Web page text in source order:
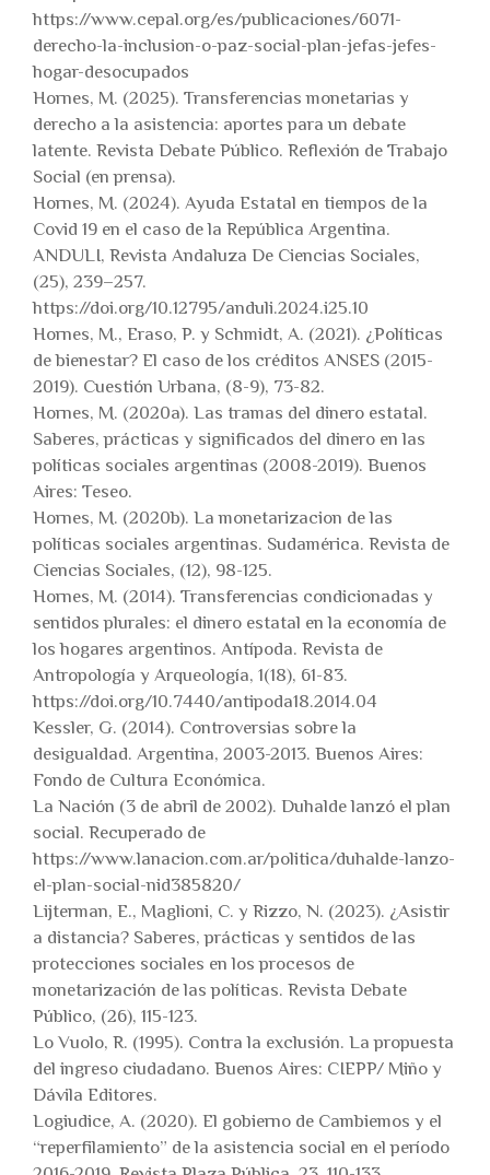
https://www.cepal.org/es/publicaciones/6071-
derecho-la-inclusion-o-paz-social-plan-jefas-jefes-
hogar-desocupados
Hornes, M. (2025). Transferencias monetarias y
derecho a la asistencia: aportes para un debate
latente. Revista Debate Público. Reflexión de Trabajo
Social (en prensa).
Hornes, M. (2024). Ayuda Estatal en tiempos de la
Covid 19 en el caso de la República Argentina.
ANDULI, Revista Andaluza De Ciencias Sociales,
(25), 239–257.
https://doi.org/10.12795/anduli.2024.i25.10
Hornes, M., Eraso, P. y Schmidt, A. (2021). ¿Políticas
de bienestar? El caso de los créditos ANSES (2015-
2019). Cuestión Urbana, (8-9), 73-82.
Hornes, M. (2020a). Las tramas del dinero estatal.
Saberes, prácticas y significados del dinero en las
políticas sociales argentinas (2008-2019). Buenos
Aires: Teseo.
Hornes, M. (2020b). La monetarizacion de las
políticas sociales argentinas. Sudamérica. Revista de
Ciencias Sociales, (12), 98-125.
Hornes, M. (2014). Transferencias condicionadas y
sentidos plurales: el dinero estatal en la economía de
los hogares argentinos. Antípoda. Revista de
Antropología y Arqueología, 1(18), 61-83.
https://doi.org/10.7440/antipoda18.2014.04
Kessler, G. (2014). Controversias sobre la
desigualdad. Argentina, 2003-2013. Buenos Aires:
Fondo de Cultura Económica.
La Nación (3 de abril de 2002). Duhalde lanzó el plan
social. Recuperado de
https://www.lanacion.com.ar/politica/duhalde-lanzo-
el-plan-social-nid385820/
Lijterman, E., Maglioni, C. y Rizzo, N. (2023). ¿Asistir
a distancia? Saberes, prácticas y sentidos de las
protecciones sociales en los procesos de
monetarización de las políticas. Revista Debate
Público, (26), 115-123.
Lo Vuolo, R. (1995). Contra la exclusión. La propuesta
del ingreso ciudadano. Buenos Aires: CIEPP/ Miño y
Dávila Editores.
Logiudice, A. (2020). El gobierno de Cambiemos y el
“reperfilamiento” de la asistencia social en el período